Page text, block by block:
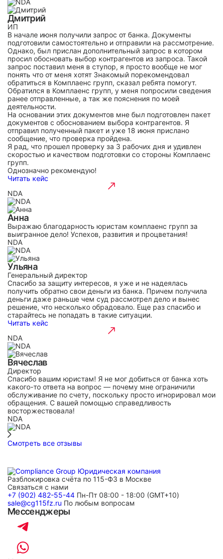
Дмитрий
ИП
В начале июня получили запрос от банка. Документы
подготовили самостоятельно и отправили на рассмотрение.
Однако, был прислан дополнительный запрос в котором
просил обосновать выбор контрагентов из запроса. Такой
запрос поставил меня в ступор, я просто вообще не мог
понять что от меня хотят Знакомый порекомендовал
обратиться в Комплаенс групп, сказал ребята помогут.
Обратился в Комплаенс групп, у меня попросили сведения
ранее отправленные, а так же пояснения по моей
деятельности.
На основании этих документов мне был подготовлен пакет
документов с обоснованием выбора контрагентов. Я
отправил полученный пакет и уже 18 июня прислано
сообщение, что проверка пройдена.
Я рад, что прошел проверку за 3 рабочих дня и удивлен
скоростью и качеством подготовки со стороны Комплаенс
групп.
Однозначно рекомендую!
Читать кейс
NDA
Анна
Выражаю благодарность юристам комплаенс групп за
выигранное дело! Успехов, развития и процветания!
NDA
Ульяна
Генеральный директор
Спасибо за защиту интересов, я уже и не надеялась
получить обратно свои деньги из банка. Причем получила
деньги даже раньше чем суд рассмотрел дело и вынес
решение, что несколько обрадовало. Еще раз спасибо и
старайтесь не попадать в такие ситуации.
Читать кейс
NDA
Вячеслав
Директор
Спасибо вашим юристам! Я не мог добиться от банка хоть
какого-то ответа на вопрос — почему мне ограничили
обслуживание по счету, поскольку просто игнорировал мои
обращения. С вашей помощью справедливость
восторжествовала!
NDA
Смотреть все отзывы
Разблокировка счёта по 115-ФЗ в Москве
Связаться с нами
+7 (902) 482-55-44 Пн-Пт 08:00 - 18:00 (GMT+10)
sale@cg115fz.ru По любым вопросам
Мессенджеры